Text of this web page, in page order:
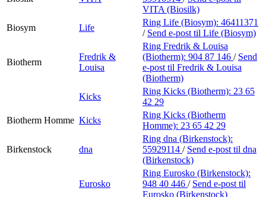
VITA (Biosilk)
Biosym
Life
Ring Life (Biosym): 46411371
/ Send e-post til Life (Biosym)
Biotherm
Fredrik &
Louisa
Ring Fredrik & Louisa
(Biotherm): 904 87 146 / Send
e-post til Fredrik & Louisa
(Biotherm)
Kicks
Ring Kicks (Biotherm): 23 65
42 29
Biotherm Homme Kicks
Ring Kicks (Biotherm
Homme): 23 65 42 29
Birkenstock dna
Ring dna (Birkenstock):
55929114 / Send e-post til dna
(Birkenstock)
Eurosko
Ring Eurosko (Birkenstock):
948 40 446 / Send e-post til
Eurosko (Birkenstock)